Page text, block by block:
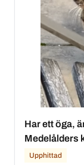
Har ett öga,
Medelålders
Upphittad